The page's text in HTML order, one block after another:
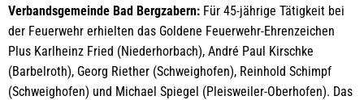
Verbandsgemeinde Bad Bergzabern: Für 45-jährige Tätigkeit bei
der Feuerwehr erhielten das Goldene Feuerwehr-Ehrenzeichen
Plus Karlheinz Fried (Niederhorbach), André Paul Kirschke
(Barbelroth), Georg Riether (Schweighofen), Reinhold Schimpf
(Schweighofen) und Michael Spiegel (Pleisweiler-Oberhofen). Das